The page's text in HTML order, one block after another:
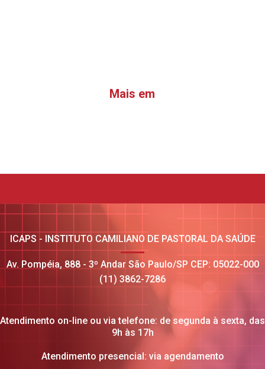
Mais em
ICAPS - INSTITUTO CAMILIANO DE PASTORAL DA SAÚDE
Av. Pompéia, 888 - 3º Andar São Paulo/SP CEP: 05022-000
(11) 3862-7286
Atendimento on-line ou via telefone: de segunda à sexta, das
9h às 17h
Atendimento presencial: via agendamento